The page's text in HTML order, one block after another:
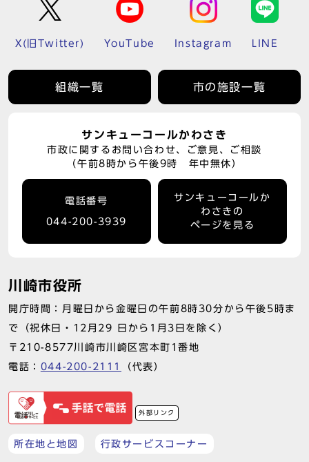
X(旧Twitter) YouTube Instagram LINE
組織一覧 市の施設一覧
サンキューコールかわさき
市政に関するお問い合わせ、ご意見、ご相談
（午前8時から午後9時 年中無休）
電話番号
044-200-3939
サンキューコールか
わさきの
ページを見る
川崎市役所
開庁時間：月曜日から金曜日の午前8時30分から午後5時ま
で（祝休日・12月29 日から1月3日を除く）
〒210-8577川崎市川崎区宮本町1番地
電話： 044-200-2111 （代表）
外部リンク
所在地と地図 行政サービスコーナー